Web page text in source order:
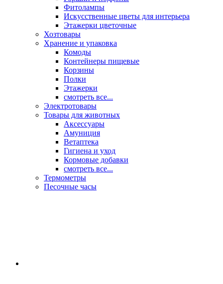
Фитолампы
Искусственные цветы для интерьера
Этажерки цветочные
Хозтовары
Хранение и упаковка
Комоды
Контейнеры пищевые
Корзины
Полки
Этажерки
смотреть все...
Электротовары
Товары для животных
Аксессуары
Амуниция
Ветаптека
Гигиена и уход
Кормовые добавки
смотреть все...
Термометры
Песочные часы